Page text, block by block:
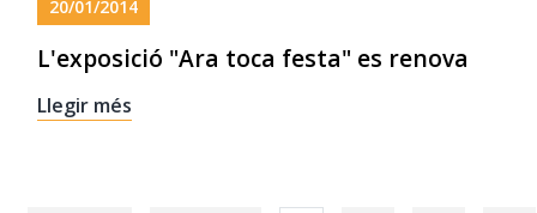
20/01/2014
L'exposició "Ara toca festa" es renova
Llegir més